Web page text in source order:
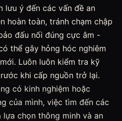
lưu ý đến các vấn đề an
hoàn toàn, tránh chạm chập
đấu nối đúng cực âm -
thể gây hỏng hóc nghiêm
Luôn luôn kiểm tra kỹ
khi cấp nguồn trở lại.
có kinh nghiệm hoặc
của mình, việc tìm đến các
chọn thông minh và an